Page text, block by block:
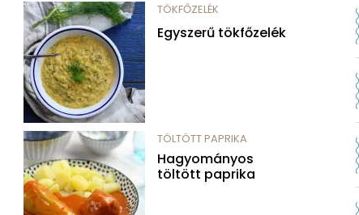
TÖKFŐZELÉK
Egyszerű tökfőzelék
TÖLTÖTT PAPRIKA
Hagyományos
töltött paprika